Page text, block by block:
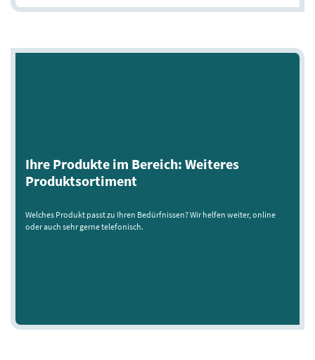
Ihre Produkte im Bereich: Weiteres
Produktsortiment
Welches Produkt passt zu Ihren Bedürfnissen? Wir helfen weiter, online
oder auch sehr gerne telefonisch.